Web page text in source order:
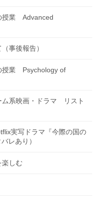
授業 Advanced
事後報告）
授業 Psychology of
ム系映画・ドラマ リスト
実写ドラマ『今際の国の
レあり）
楽しむ